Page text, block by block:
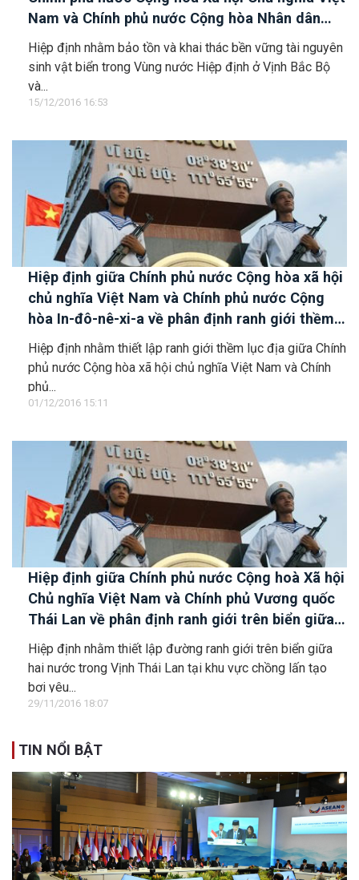
Nam và Chính phủ nước Cộng hòa Nhân dân
Trung Hoa
Hiệp định nhằm bảo tồn và khai thác bền vững tài nguyên
sinh vật biển trong Vùng nước Hiệp định ở Vịnh Bắc Bộ
và...
15/12/2016 16:53
Hiệp định giữa Chính phủ nước Cộng hòa xã hội
chủ nghĩa Việt Nam và Chính phủ nước Cộng
hòa In-đô-nê-xi-a về phân định ranh giới thềm
lục địa
Hiệp định nhằm thiết lập ranh giới thềm lục địa giữa Chính
phủ nước Cộng hòa xã hội chủ nghĩa Việt Nam và Chính
phủ...
01/12/2016 15:11
Hiệp định giữa Chính phủ nước Cộng hoà Xã hội
Chủ nghĩa Việt Nam và Chính phủ Vương quốc
Thái Lan về phân định ranh giới trên biển giữa
hai nước trong Vịnh Thái Lan.
Hiệp định nhằm thiết lập đường ranh giới trên biển giữa
hai nước trong Vịnh Thái Lan tại khu vực chồng lấn tạo
bơi yêu...
29/11/2016 18:07
TIN NỔI BẬT